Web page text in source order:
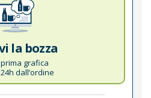
la bozza
grafica
dall’ordine